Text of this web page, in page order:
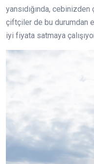
yansıdığında, cebinizden
çiftçiler de bu durumdan
iyi fiyata satmaya